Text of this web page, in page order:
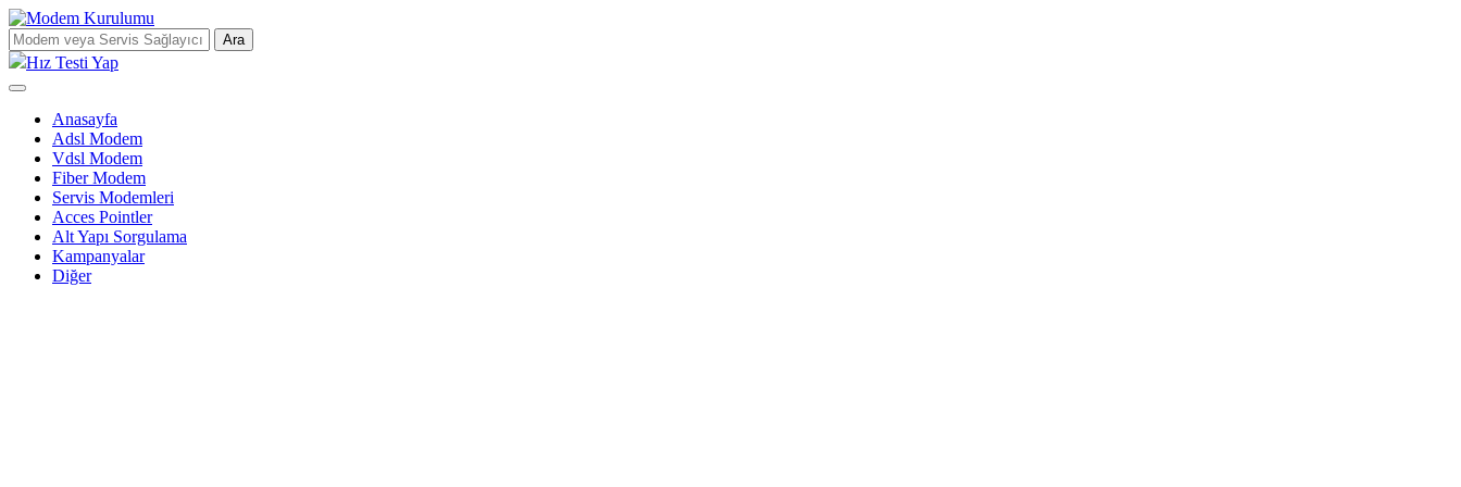
Ara
Hız Testi Yap
Anasayfa
Adsl Modem
Vdsl Modem
Fiber Modem
Servis Modemleri
Acces Pointler
Alt Yapı Sorgulama
Kampanyalar
Diğer